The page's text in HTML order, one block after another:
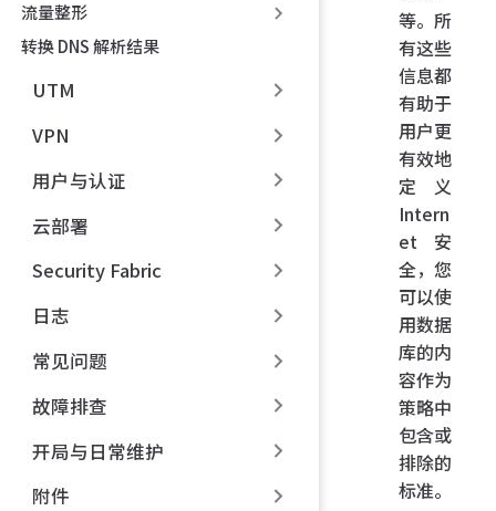
流量整形
转换 DNS 解析结果
UTM
VPN
用户与认证
云部署
Security Fabric
日志
常见问题
故障排查
开局与日常维护
附件
等。所
有这些
信息都
有助于
用户更
有效地
定义
Intern
et 安
全，您
可以使
用数据
库的内
容作为
策略中
包含或
排除的
标准。